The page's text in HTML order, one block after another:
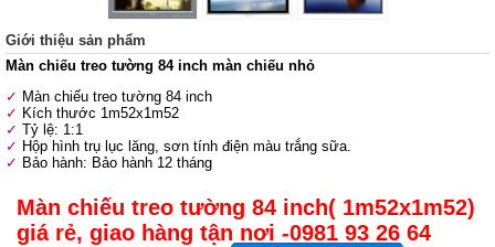
Giới thiệu sản phẩm
Màn chiếu treo tường 84 inch màn chiếu nhỏ
Màn chiếu treo tường 84 inch
Kích thước 1m52x1m52
Tỷ lệ: 1:1
Hộp hình trụ lục lăng, sơn tính điện màu trắng sữa.
Bảo hành: Bảo hành 12 tháng
Màn chiếu treo tường 84 inch( 1m52x1m52)
giá rẻ, giao hàng tận nơi -0981 93 26 64